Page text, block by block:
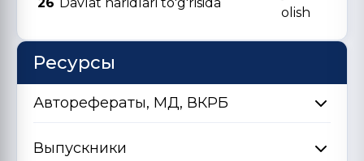
olish
Ресурсы
Авторефераты, МД, ВКРБ
Выпускники